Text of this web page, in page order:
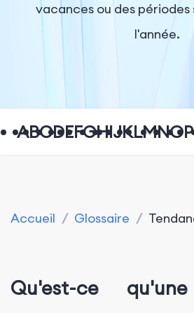
vacances ou des
l'année.
ABCDEFGHIJKLMNOP
Accueil / Glossaire /
Qu'est-ce